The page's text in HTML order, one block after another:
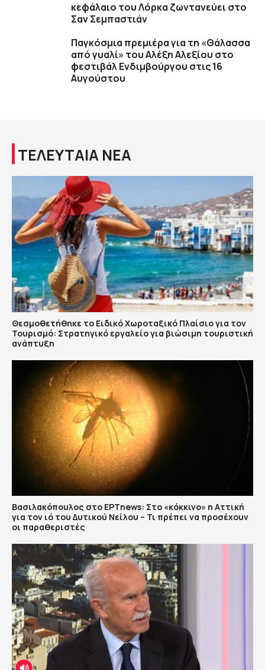
κεφάλαιο του Λόρκα ζωντανεύει στο
Σαν Σεμπαστιάν
Παγκόσμια πρεμιέρα για τη «Θάλασσα
από γυαλί» του Αλέξη Αλεξίου στο
φεστιβάλ Ενδιμβούργου στις 16
Αυγούστου
ΤΕΛΕΥΤΑΙΑ ΝΕΑ
Θεσμοθετήθηκε το Ειδικό Χωροταξικό Πλαίσιο για τον
Τουρισμό: Στρατηγικό εργαλείο για βιώσιμη τουριστική
ανάπτυξη
Βασιλακόπουλος στο ΕΡΤnews: Στο «κόκκινο» η Αττική
για τον ιό του Δυτικού Νείλου – Τι πρέπει να προσέχουν
οι παραθεριστές